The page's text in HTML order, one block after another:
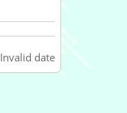
Invalid date